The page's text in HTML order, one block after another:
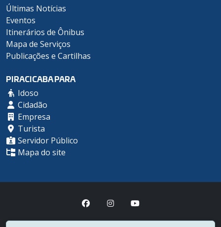
Últimas Notícias
Eventos
Itinerários de Ônibus
Mapa de Serviços
Publicações e Cartilhas
PIRACICABA PARA
Idoso
Cidadão
Empresa
Turista
Servidor Público
Mapa do site